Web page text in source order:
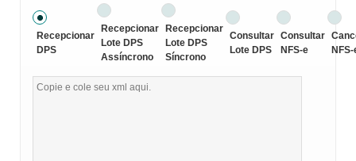
Recepcionar
DPS
Recepcionar
Lote DPS
Assíncrono
Recepcionar
Lote DPS
Síncrono
Consultar
Lote DPS
Consultar
NFS-e
NFS-